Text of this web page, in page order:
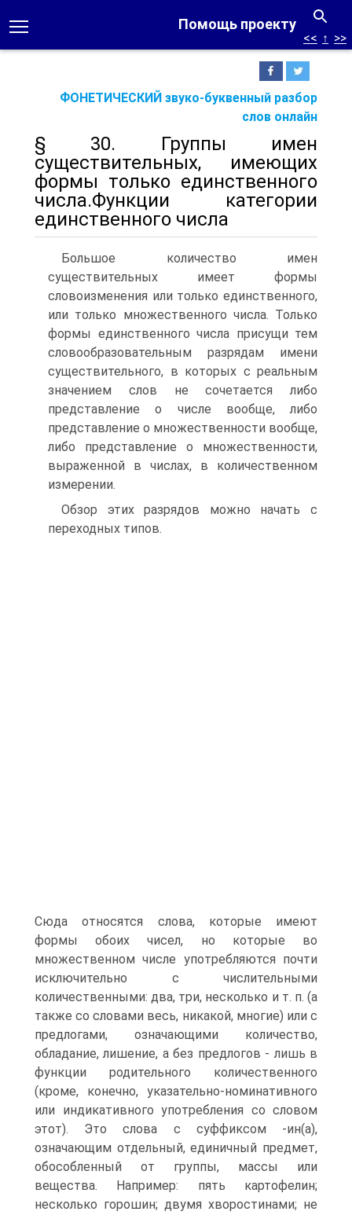
Помощь проекту
ФОНЕТИЧЕСКИЙ звуко-буквенный разбор
слов онлайн
<< ↑ >>
§ 30. Группы имен
существительных, имеющих
формы только единственного
числа.Функции категории
единственного числа
Большое количество имен
существительных имеет формы
словоизменения или только единственного,
или только множественного числа. Только
формы единственного числа присущи тем
словообразовательным разрядам имени
существительного, в которых с реальным
значением слов не сочетается либо
представление о числе вообще, либо
представление о множественности вообще,
либо представление о множественности,
выраженной в числах, в количественном
измерении.
Обзор этих разрядов можно начать с
переходных типов.
Сюда относятся слова, которые имеют
формы обоих чисел, но которые во
множественном числе употребляются почти
исключительно с числительными
количественными: два, три, несколько и т. п. (а
также со словами весь, никакой, многие) или с
предлогами, означающими количество,
обладание, лишение, а без предлогов - лишь в
функции родительного количественного
(кроме, конечно, указательно-номинативного
или индикативного употребления со словом
этот). Это слова с суффиксом -ин(а),
означающим отдельный, единичный предмет,
обособленный от группы, массы или
вещества. Например: пять картофелин;
несколько горошин; двумя хворостинами; не